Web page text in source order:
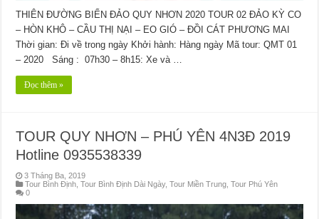
THIÊN ĐƯỜNG BIỂN ĐẢO QUY NHƠN 2020 TOUR 02 ĐẢO KỲ CO
– HÒN KHÔ – CẦU THỊ NẠI – EO GIÓ – ĐỒI CÁT PHƯƠNG MAI
Thời gian: Đi về trong ngày Khởi hành: Hàng ngày Mã tour: QMT 01
– 2020 Sáng : 07h30 – 8h15: Xe và …
Đọc thêm »
TOUR QUY NHƠN – PHÚ YÊN 4N3Đ 2019
Hotline 0935538339
3 Tháng Ba, 2019
Tour Bình Định ,Tour Bình Định Dài Ngày,Tour Miền Trung ,Tour Phú Yên
0